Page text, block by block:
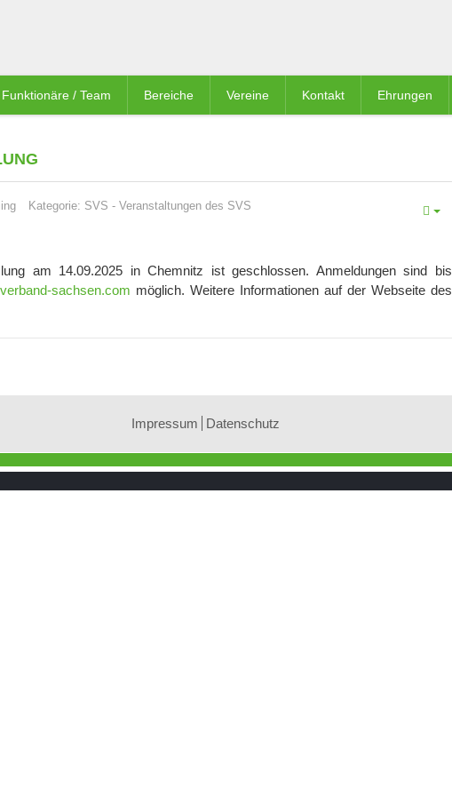
Funktionäre / Team Bereiche Vereine Kontakt Ehrungen
Kategorie: SVS - Veranstaltungen des SVS
am 14.09.2025 in Chemnitz ist geschlossen. Anmeldungen sind bis
sachsen.com möglich. Weitere Informationen auf der Webseite des
Impressum Datenschutz